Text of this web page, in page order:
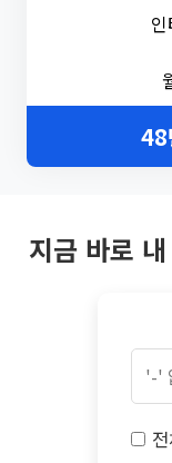
48
지금 바로 내